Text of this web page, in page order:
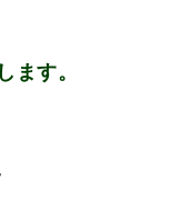
ます。